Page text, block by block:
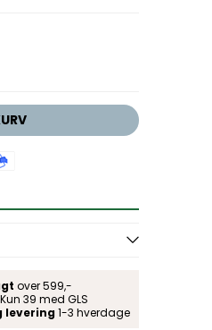
over 599,-
Kun 39 med GLS
levering 1-3 hverdage